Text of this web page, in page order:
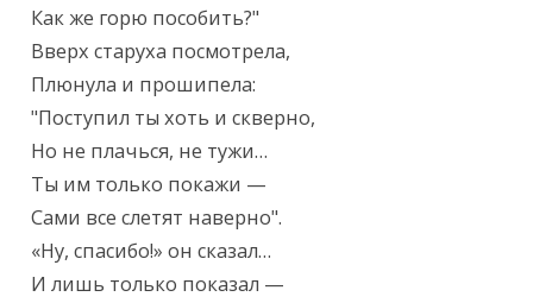
Как же горю пособить?"
Вверх старуха посмотрела,
Плюнула и прошипела:
"Поступил ты хоть и скверно,
Но не плачься, не тужи…
Ты им только покажи —
Сами все слетят наверно".
«Ну, спасибо!» он сказал…
И лишь только показал —